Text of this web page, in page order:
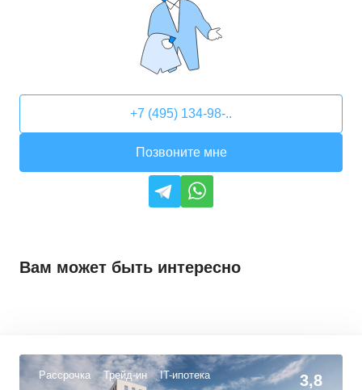
+7 (495) 134-98-..
Позвоните мне
Вам может быть интересно
Рассрочка Трейд-ин IT-ипотека 3,8